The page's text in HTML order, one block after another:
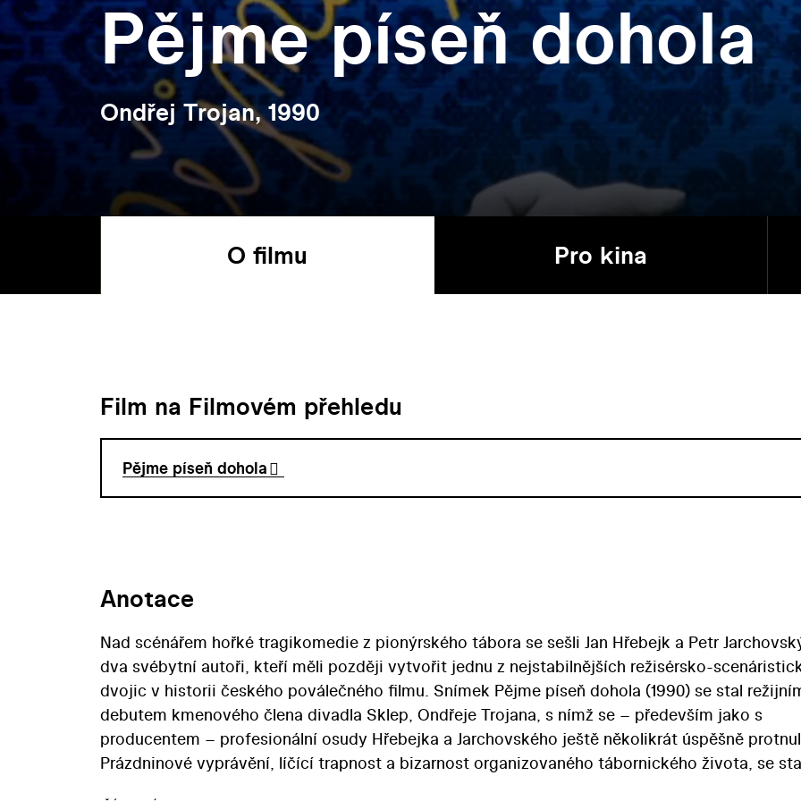
Pějme píseň dohola
Ondřej Trojan, 1990
O filmu Pro kina
Film na Filmovém přehledu
Pějme píseň dohola
Anotace
Nad scénářem hořké tragikomedie z pionýrského tábora se sešli Jan Hřebejk a Petr
dva svébytní autoři, kteří měli později vytvořit jednu z nejstabilnějších režisérsko-
dvojic v historii českého poválečného filmu. Snímek Pějme píseň dohola (1990) se stal
debutem kmenového člena divadla Sklep, Ondřeje Trojana, s nímž se – především jako s
producentem – profesionální osudy Hřebejka a Jarchovského ještě několikrát úspěšně
Prázdninové vyprávění, líčící trapnost a bizarnost organizovaného tábornického života, se